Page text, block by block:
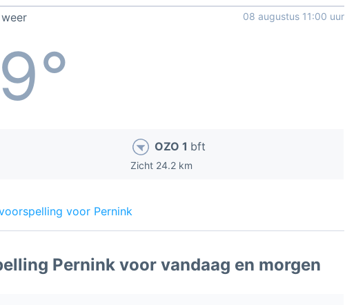
08 augustus 11:00 uur
OZO 1 bft
Zicht 24.2 km
voor Pernink
Pernink voor vandaag en morgen